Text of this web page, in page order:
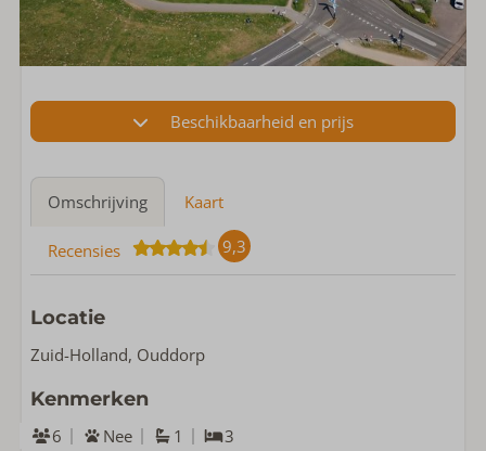
Beschikbaarheid en prijs
Omschrijving Kaart
Recensies 9,3
Locatie
Zuid-Holland, Ouddorp
Kenmerken
6 Nee 1 3